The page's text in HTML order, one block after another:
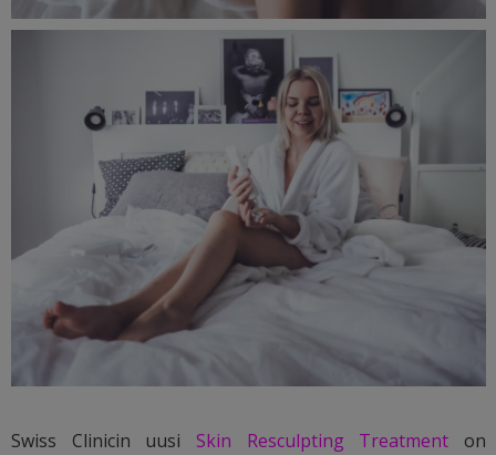
Swiss Clinicin uusiSkin Resculpting Treatmenton